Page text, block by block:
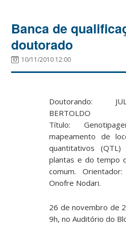
Banca de
doutorado
10/11/2010 12:00
Doutorando:
BERTOLDO
Título:
mapeamento de
quantitativos
plantas e do tempo
comum.
Onofre Nodari.
26 de novembro de
9h, no Auditório do